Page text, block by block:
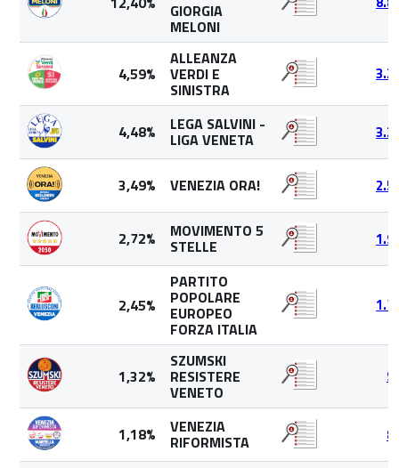
GIORGIA
MELONI
4,59%
ALLEANZA
VERDI E
SINISTRA
4,48% LEGA SALVINI -
LIGA VENETA
3,49% VENEZIA ORA!
2,72% MOVIMENTO 5
STELLE
2,45%
PARTITO
POPOLARE
EUROPEO
FORZA ITALIA
1,32%
SZUMSKI
RESISTERE
VENETO
1,18% VENEZIA
RIFORMISTA